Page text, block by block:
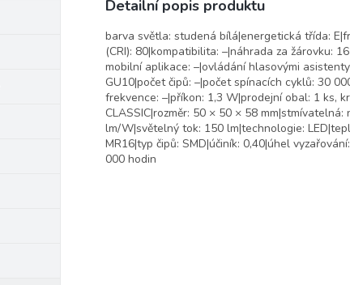
Detailní popis produktu
barva světla: studená bílá|energetická třída:
(CRI): 80|kompatibilita: –|náhrada za žárovku:
mobilní aplikace: –|ovládání hlasovými
GU10|počet čipů: –|počet spínacích cyklů: 30
frekvence: –|příkon: 1,3 W|prodejní obal: 1 ks,
CLASSIC|rozměr: 50 × 50 × 58
lm/W|světelný tok: 150 lm|technologie:
MR16|typ čipů: SMD|účiník: 0,40|úhel
000 hodin